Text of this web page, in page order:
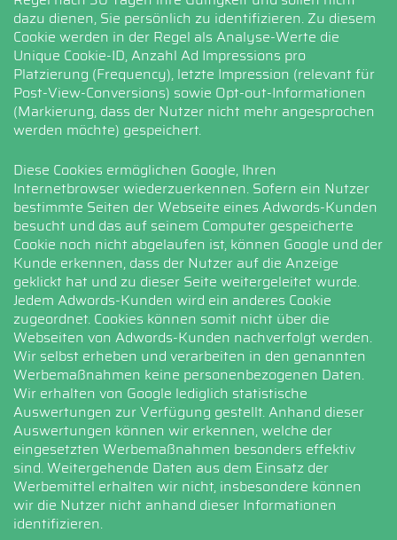
dazu dienen, Sie persönlich zu identifizieren. Zu diesem
Cookie werden in der Regel als Analyse-Werte die
Unique Cookie-ID, Anzahl Ad Impressions pro
Platzierung (Frequency), letzte Impression (relevant für
Post-View-Conversions) sowie Opt-out-Informationen
(Markierung, dass der Nutzer nicht mehr angesprochen
werden möchte) gespeichert.
Diese Cookies ermöglichen Google, Ihren
Internetbrowser wiederzuerkennen. Sofern ein Nutzer
bestimmte Seiten der Webseite eines Adwords-Kunden
besucht und das auf seinem Computer gespeicherte
Cookie noch nicht abgelaufen ist, können Google und der
Kunde erkennen, dass der Nutzer auf die Anzeige
geklickt hat und zu dieser Seite weitergeleitet wurde.
Jedem Adwords-Kunden wird ein anderes Cookie
zugeordnet. Cookies können somit nicht über die
Webseiten von Adwords-Kunden nachverfolgt werden.
Wir selbst erheben und verarbeiten in den genannten
Werbemaßnahmen keine personenbezogenen Daten.
Wir erhalten von Google lediglich statistische
Auswertungen zur Verfügung gestellt. Anhand dieser
Auswertungen können wir erkennen, welche der
eingesetzten Werbemaßnahmen besonders effektiv
sind. Weitergehende Daten aus dem Einsatz der
Werbemittel erhalten wir nicht, insbesondere können
wir die Nutzer nicht anhand dieser Informationen
identifizieren.